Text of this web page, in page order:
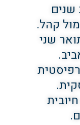
שנים
קהל.
שני